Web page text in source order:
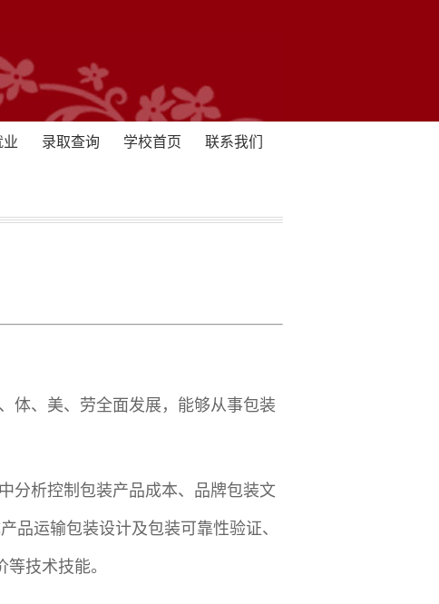
业 录取查询 学校首页 联系我们
体、美、劳全面发展，能够从事包装
分析控制包装产品成本、品牌包装文
品运输包装设计及包装可靠性验证、
技术技能。